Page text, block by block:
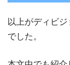
以上がディビ
でした。